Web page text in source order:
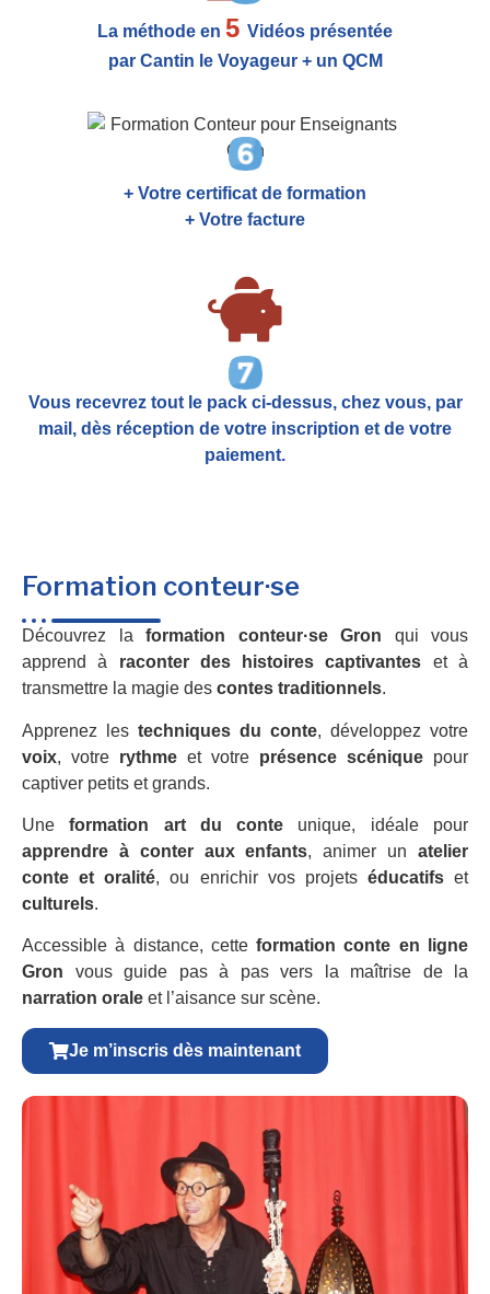
La méthode en 5 Vidéos présentée
par Cantin le Voyageur + un QCM
+ Votre certificat de formation
+ Votre facture
Vous recevrez tout le pack ci-dessus, chez vous, par
mail, dès réception de votre inscription et de votre
paiement.
Formation conteur·se
Découvrez la formation conteur·se Gron qui vous
apprend à raconter des histoires captivantes et à
transmettre la magie des contes traditionnels.
Apprenez les techniques du conte, développez votre
voix, votre rythme et votre présence scénique pour
captiver petits et grands.
Uneformation art du conte unique, idéale pour
apprendre à conter aux enfants, animer unatelier
conte et oralité, ou enrichir vos projets éducatifset
culturels.
Accessible à distance, cetteformation conte en ligne
Gron vous guide pas à pas vers la maîtrise de la
narration orale et l’aisance sur scène.
Je m’inscris dès maintenant